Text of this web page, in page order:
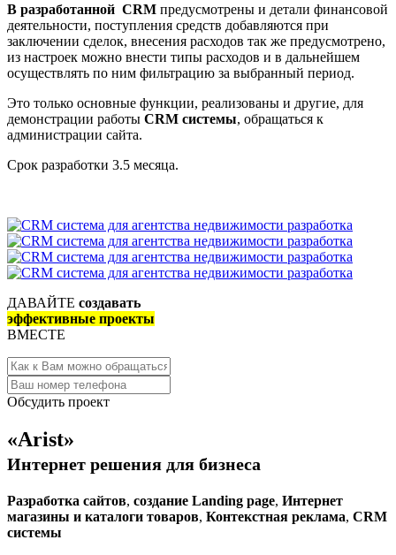
В разработанной CRM предусмотрены и детали финансовой
деятельности, поступления средств добавляются при
заключении сделок, внесения расходов так же предусмотрено,
из настроек можно внести типы расходов и в дальнейшем
осуществлять по ним фильтрацию за выбранный период.
Это только основные функции, реализованы и другие, для
демонстрации работы CRM системы, обращаться к
администрации сайта.
Срок разработки 3.5 месяца.
ДАВАЙТЕ создавать
эффективные проекты
ВМЕСТЕ
Обсудить проект
«Arist»
Интернет решения для бизнеса
Разработка сайтов, создание Landing page, Интернет
магазины и каталоги товаров, Контекстная реклама, CRM
системы